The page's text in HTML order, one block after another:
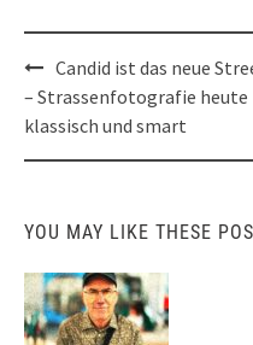
Post
navigation
Candid ist das neue
– Strassenfotografie heute
klassisch und smart
YOU MAY LIKE THESE